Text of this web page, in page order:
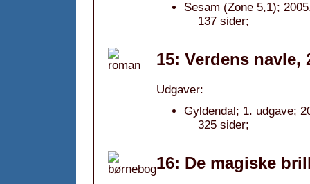
Sesam (Zone 5,1);
137 sider;
15: Verdens navle,
Udgaver:
Gyldendal; 1. udgave;
325 sider;
16: De magiske